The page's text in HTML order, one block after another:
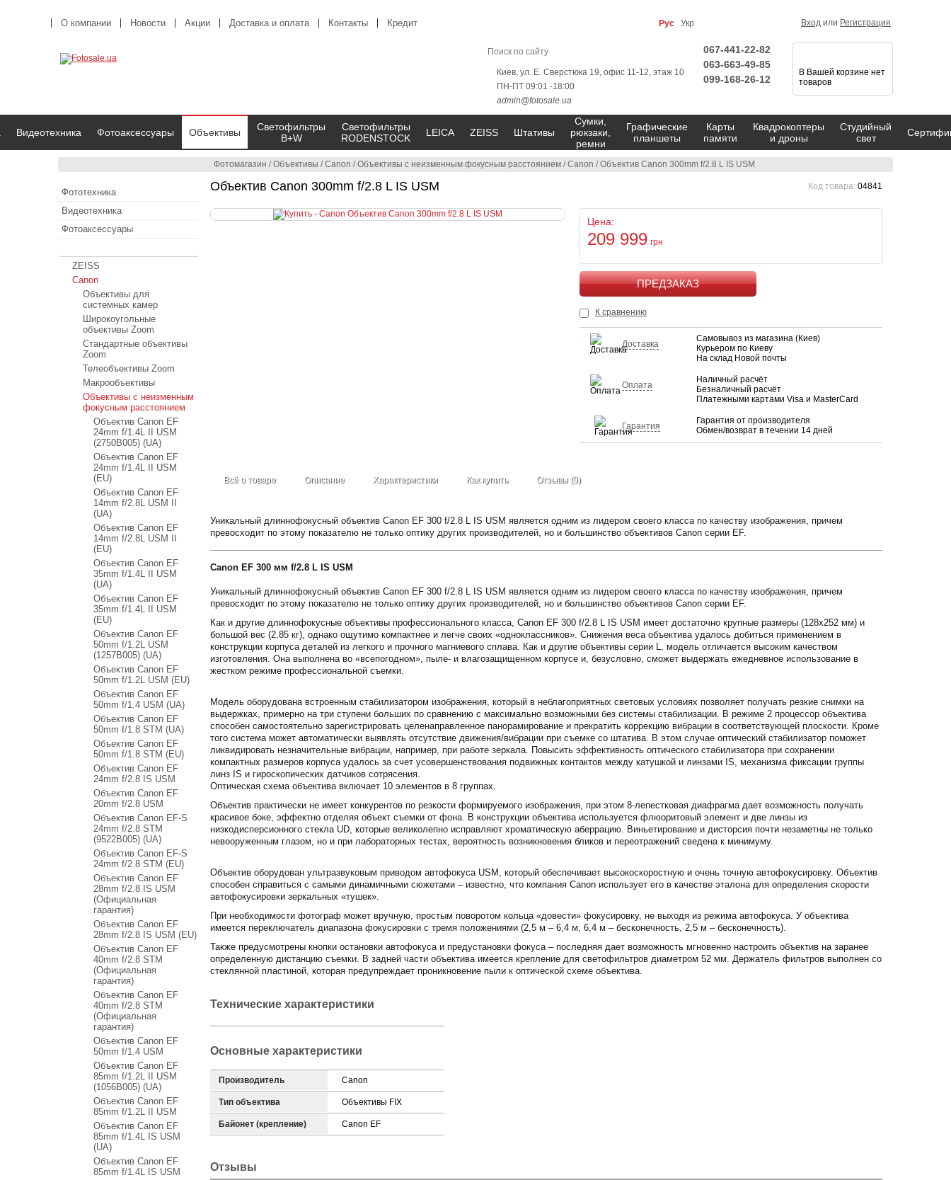
Фотомагазин /Объективы /Canon /Объективы с неизменным фокусным расстоянием /Canon /Объектив Canon 300mm f/2.8 L IS USM
Объектив Canon 300mm f/2.8 L IS USM Код товара: 04841
Цена:
209 999 грн
К сравнению
Доставка
Самовывоз из магазина (Киев)
Курьером по Киеву
На склад Новой почты
Оплата
Наличный расчёт
Безналичный расчёт
Платежными картами Visa и MasterCard
Гарантия
Гарантия от производителя
Обмен/возврат в течении 14 дней
Всё о товаре Описание Характеристики Как купить Отзывы (0)
Уникальный длиннофокусный объектив Canon EF 300 f/2.8 L IS USM является одним из лидером своего класса по качеству изображения, причем
превосходит по этому показателю не только оптику других производителей, но и большинство объективов Canon серии EF.
Canon EF 300 мм f/2.8 L IS USM
Уникальный длиннофокусный объектив Canon EF 300 f/2.8 L IS USM является одним из лидером своего класса по качеству изображения, причем
превосходит по этому показателю не только оптику других производителей, но и большинство объективов Canon серии EF.
Как и другие длиннофокусные объективы профессионального класса, Canon EF 300 f/2.8 L IS USM имеет достаточно крупные размеры (128х252 мм) и
большой вес (2,85 кг), однако ощутимо компактнее и легче своих «одноклассников». Снижения веса объектива удалось добиться применением в
конструкции корпуса деталей из легкого и прочного магниевого сплава. Как и другие объективы серии L, модель отличается высоким качеством
изготовления. Она выполнена во «всепогодном», пыле- и влагозащищенном корпусе и, безусловно, сможет выдержать ежедневное использование в
жестком режиме профессиональной съемки.
Модель оборудована встроенным стабилизатором изображения, который в неблагоприятных световых условиях позволяет получать резкие снимки на
выдержках, примерно на три ступени больших по сравнению с максимально возможными без системы стабилизации. В режиме 2 процессор объектива
способен самостоятельно зарегистрировать целенаправленное панорамирование и прекратить коррекцию вибрации в соответствующей плоскости. Кроме
того система может автоматически выявлять отсутствие движения/вибрации при съемке со штатива. В этом случае оптический стабилизатор поможет
ликвидировать незначительные вибрации, например, при работе зеркала. Повысить эффективность оптического стабилизатора при сохранении
компактных размеров корпуса удалось за счет усовершенствования подвижных контактов между катушкой и линзами IS, механизма фиксации группы
линз IS и гироскопических датчиков сотрясения.
Оптическая схема объектива включает 10 элементов в 8 группах.
Объектив практически не имеет конкурентов по резкости формируемого изображения, при этом 8-лепестковая диафрагма дает возможность получать
красивое боке, эффектно отделяя объект съемки от фона. В конструкции объектива используется флюоритовый элемент и две линзы из
низкодисперсионного стекла UD, которые великолепно исправляют хроматическую аберрацию. Виньетирование и дисторсия почти незаметны не только
невооруженным глазом, но и при лабораторных тестах, вероятность возникновения бликов и переотражений сведена к минимуму.
Объектив оборудован ультразвуковым приводом автофокуса USM, который обеспечивает высокоскоростную и очень точную автофокусировку. Объектив
способен справиться с самыми динамичными сюжетами – известно, что компания Canon использует его в качестве эталона для определения скорости
автофокусировки зеркальных «тушек».
При необходимости фотограф может вручную, простым поворотом кольца «довести» фокусировку, не выходя из режима автофокуса. У объектива
имеется переключатель диапазона фокусировки с тремя положениями (2,5 м – 6,4 м, 6,4 м – бесконечность, 2,5 м – бесконечность).
Также предусмотрены кнопки остановки автофокуса и предустановки фокуса – последняя дает возможность мгновенно настроить объектив на заранее
определенную дистанцию съемки. В задней части объектива имеется крепление для светофильтров диаметром 52 мм. Держатель фильтров выполнен со
стеклянной пластиной, которая предупреждает проникновение пыли к оптической схеме объектива.
Технические характеристики
Основные характеристики
Производитель Canon
Тип объектива Объективы FIX
Байонет (крепление) Canon EF
Отзывы
О компании Новости Акции Доставка и оплата Контакты Кредит Рус Укр Вход или Регистрация
Киев, ул. Е. Сверстюка 19, офис 11-12, этаж 10
ПН-ПТ 09:01 -18:00
admin@fotosale.ua
067-441-22-82
063-663-49-85
099-168-26-12
В Вашей корзине нет
товаров
Видеотехника Фотоаксессуары Объективы
Светофильтры
B+W
Светофильтры
RODENSTOCK
LEICA ZEISS Штативы
Сумки,
рюкзаки,
ремни
Графические
планшеты
Карты
памяти
Квадрокоптеры
и дроны
Студийный
свет
Фототехника
Видеотехника
Фотоаксессуары
ZEISS
Canon
Объективы для
системных камер
Широкоугольные
объективы Zoom
Стандартные объективы
Zoom
Телеобъективы Zoom
Макрообъективы
Объективы с неизменным
фокусным расстоянием
Объектив Canon EF
24mm f/1.4L II USM
(2750B005) (UA)
Объектив Canon EF
24mm f/1.4L II USM
(EU)
Объектив Canon EF
14mm f/2.8L USM II
(UA)
Объектив Canon EF
14mm f/2.8L USM II
(EU)
Объектив Canon EF
35mm f/1.4L II USM
(UA)
Объектив Canon EF
35mm f/1.4L II USM
(EU)
Объектив Canon EF
50mm f/1.2L USM
(1257B005) (UA)
Объектив Canon EF
50mm f/1.2L USM (EU)
Объектив Canon EF
50mm f/1.4 USM (UA)
Объектив Canon EF
50mm f/1.8 STM (UA)
Объектив Canon EF
50mm f/1.8 STM (EU)
Объектив Сanon EF
24mm f/2.8 IS USM
Объектив Canon EF
20mm f/2.8 USM
Объектив Canon EF-S
24mm f/2.8 STM
(9522B005) (UA)
Объектив Canon EF-S
24mm f/2.8 STM (EU)
Объектив Canon EF
28mm f/2.8 IS USM
(Официальная
гарантия)
Объектив Canon EF
28mm f/2.8 IS USM (EU)
Объектив Canon EF
40mm f/2.8 STM
(Официальная
гарантия)
Объектив Canon EF
40mm f/2.8 STM
(Официальная
гарантия)
Объектив Canon EF
50mm f/1.4 USM
Объектив Canon EF
85mm f/1.2L II USM
(1056B005) (UA)
Объектив Canon EF
85mm f/1.2L II USM
Объектив Canon EF
85mm f/1.4L IS USM
(UA)
Объектив Canon EF
85mm f/1.4L IS USM